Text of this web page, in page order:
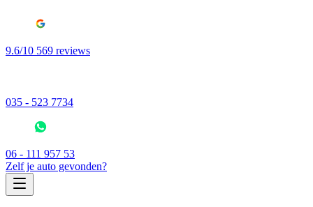
9.6/10 569 reviews
035 - 523 7734
06 - 111 957 53
Zelf je auto gevonden?